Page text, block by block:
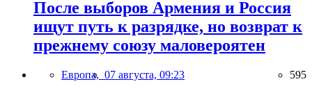
После выборов Армения и Россия
ищут путь к разрядке, но возврат к
прежнему союзу маловероятен
Европа, 07 августа, 09:23 595